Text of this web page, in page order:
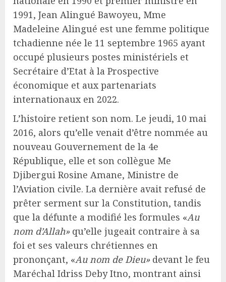
1991, Jean Alingué Bawoyeu, Mme
Madeleine Alingué est une femme politique
tchadienne née le 11 septembre 1965 ayant
occupé plusieurs postes ministériels et
Secrétaire d’Etat à la Prospective
économique et aux partenariats
internationaux en 2022.
L’histoire retient son nom. Le jeudi, 10 mai
2016, alors qu’elle venait d’être nommée au
nouveau Gouvernement de la 4e
République, elle et son collègue Me
Djibergui Rosine Amane, Ministre de
l’Aviation civile. La dernière avait refusé de
prêter serment sur la Constitution, tandis
que la défunte a modifié les formules «Au
nom d’Allah»qu’elle jugeait contraire à sa
foi et ses valeurs chrétiennes en
prononçant, «Au nom de Dieu»devant le feu
Maréchal Idriss Deby Itno, montrant ainsi